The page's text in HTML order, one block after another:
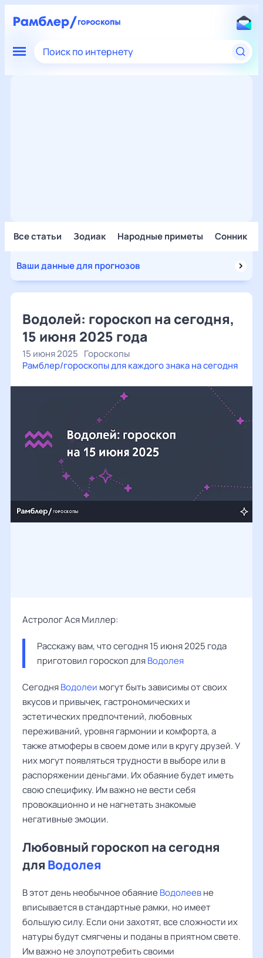
Поиск по интернету
Все статьи Зодиак Народные приметы Сонник
Ваши данные для прогнозов
Водолей: гороскоп на сегодня,
15 июня 2025 года
15 июня 2025 Гороскопы
Рамблер/гороскопы для каждого знака на сегодня
Астролог Ася Миллер:
Расскажу вам, что сегодня 15 июня 2025 года
приготовил гороскоп для Водолея
СегодняВодолеи могут быть зависимы от своих
вкусов и привычек, гастрономических и
эстетических предпочтений, любовных
переживаний, уровня гармонии и комфорта, а
также атмоферы в своем доме или в кругу друзей. У
них могут появляться трудности в выборе или в
распоряжении деньгами. Их обаяние будет иметь
свою специфику. Им важно не вести себя
провокационно и не нагнетать знакомые
негативные эмоции.
Любовный гороскоп на сегодня
для Водолея
В этот день необычное обаяние Водолеевне
вписывается в стандартные рамки, но имеет
большую силу. Если они захотят, все сложности их
натуры будут смягчены и поданы в приятном свете.
Им важно не злоупотребить своими